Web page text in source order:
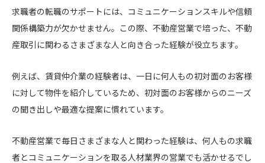
求職者の転職のサポートには、コミュニケーションスキルや信頼
関係構築力が欠かせません。この際、不動産営業で培った、不動
産取引に関わるさまざまな人と向き合った経験が役立ちます。
例えば、賃貸仲介業の経験者は、一日に何人もの初対面のお客様
に対して物件を紹介しているため、初対面のお客様からのニーズ
の聞き出しや最適な提案に慣れています。
不動産営業で毎日さまざまな人と関わった経験は、何人もの求職
者とコミュニケーションを取る人材業界の営業でも活かせるでし